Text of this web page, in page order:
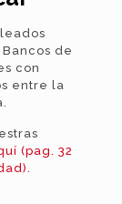
de
con
entre la
(pag. 32
.